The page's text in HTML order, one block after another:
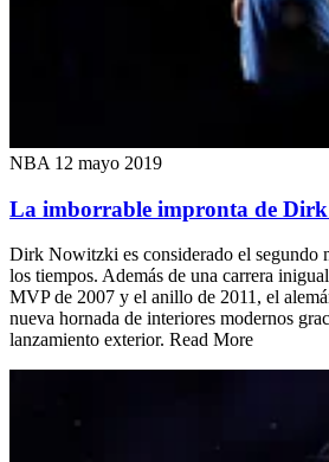
NBA 12 mayo 2019
La imborrable impronta de
Dirk Nowitzki es considerado el segundo
los tiempos. Además de una carrera
MVP de 2007 y el anillo de 2011, el
nueva hornada de interiores modernos
lanzamiento exterior. Read More